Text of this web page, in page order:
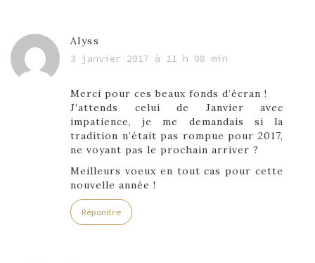
Alyss
3 janvier 2017 à 11 h 08 min
Merci pour ces beaux fonds d’écran !
J’attends celui de Janvier avec
impatience, je me demandais si la
tradition n’était pas rompue pour 2017,
ne voyant pas le prochain arriver ?
Meilleurs voeux en tout cas pour cette
nouvelle année !
Répondre